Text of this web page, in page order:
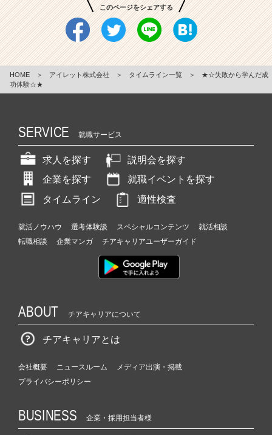
このページをシェアする
HOME ＞ アイレット株式会社 ＞ タイムライン一覧 ＞
★☆失敗から学んだ成
功体験☆★
SERVICE 就職サービス
求人を探す
説明会を探す
企業を探す
就職イベントを探す
タイムライン
適性検査
就活ノウハウ 選考体験談 スペシャルコンテンツ
就活相談
転職相談
企業マンガ チアキャリアユーザーガイド
ABOUT チアキャリアについて
チアキャリアとは
会社概要 ニュースルーム
メディア出演・掲載
プライバシーポリシー
BUSINESS 企業・採用担当者様